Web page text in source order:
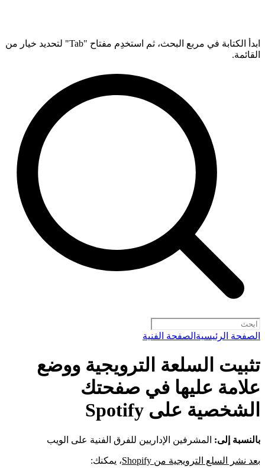
ابدأ الكتابة في مربع البحث، ثم استخدِم مفتاح "Tab" لتحديد خيار من
القائمة.
الصفحة الرئيسية الصفحة الفنية
تثبيت السلعة الترويجية ووضع
علامة عليها في صفحتك
الشخصية على Spotify
بالنسبة إلى: المشرفين الإداريين للفرق الفنية على الويب
بعد نشر السلع الترويجية من Shopify ، يمكنك: